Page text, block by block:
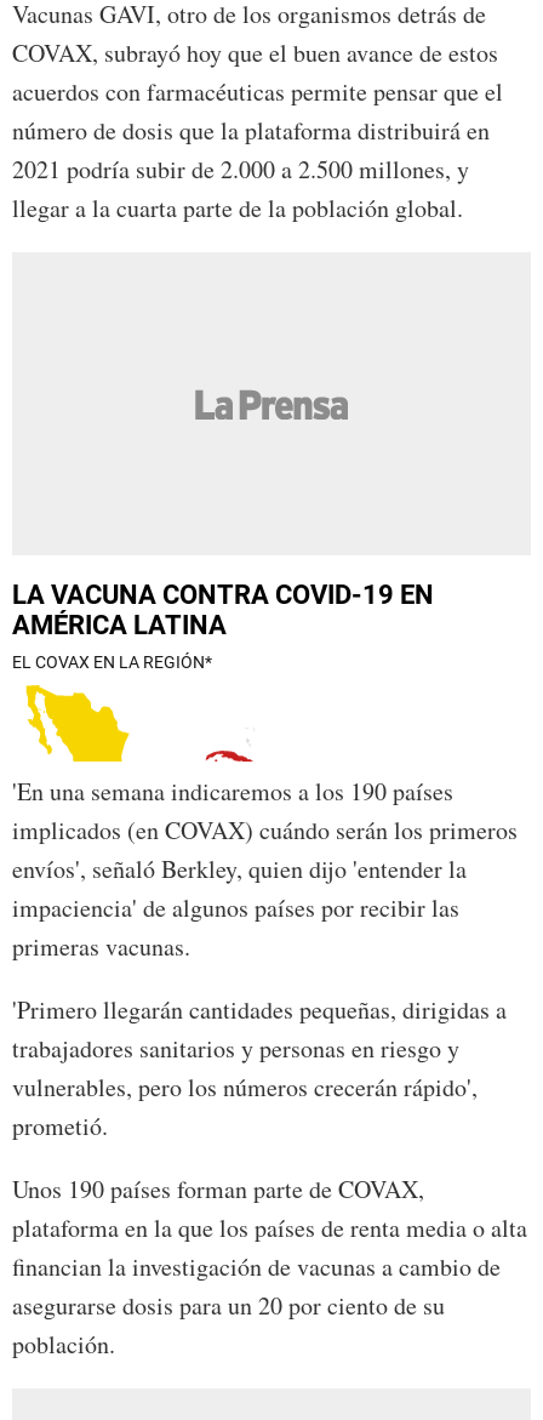
Vacunas GAVI, otro de los organismos detrás de
COVAX, subrayó hoy que el buen avance de estos
acuerdos con farmacéuticas permite pensar que el
número de dosis que la plataforma distribuirá en
2021 podría subir de 2.000 a 2.500 millones, y
llegar a la cuarta parte de la población global.
'En una semana indicaremos a los 190 países
implicados (en COVAX) cuándo serán los primeros
envíos', señaló Berkley, quien dijo 'entender la
impaciencia' de algunos países por recibir las
primeras vacunas.
'Primero llegarán cantidades pequeñas, dirigidas a
trabajadores sanitarios y personas en riesgo y
vulnerables, pero los números crecerán rápido',
prometió.
Unos 190 países forman parte de COVAX,
plataforma en la que los países de renta media o alta
financian la investigación de vacunas a cambio de
asegurarse dosis para un 20 por ciento de su
población.